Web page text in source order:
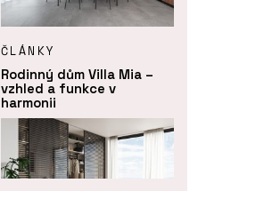
ČLÁNKY
Rodinný dům Villa Mia –
vzhled a funkce v
harmonii